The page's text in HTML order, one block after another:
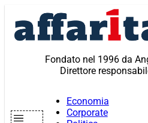
contenuto
Fondato nel 1996 da
Direttore
Economia
Corporate